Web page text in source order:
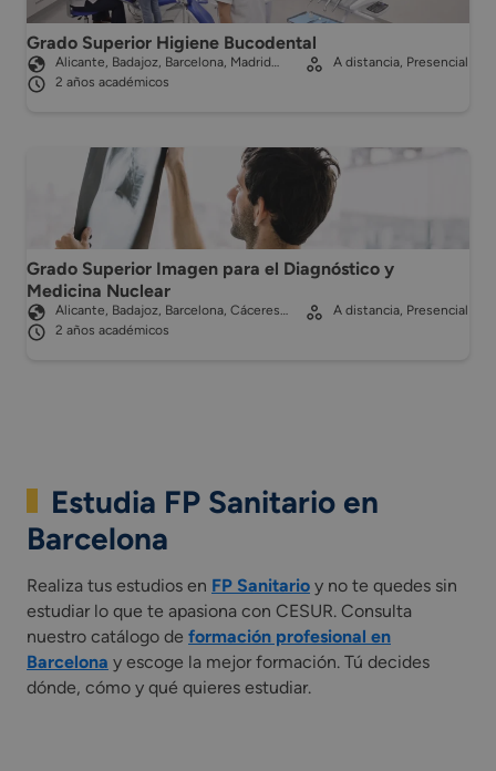
Grado Superior Higiene Bucodental
Alicante, Badajoz, Barcelona, Madrid…
2 años académicos
A distancia, Presencial
Grado Superior Imagen para el Diagnóstico y
Medicina Nuclear
Alicante, Badajoz, Barcelona, Cáceres…
2 años académicos
A distancia, Presencial
Estudia FP Sanitario en
Barcelona
Realiza tus estudios en FP Sanitario y no te quedes sin
estudiar lo que te apasiona con CESUR. Consulta
nuestro catálogo de formación profesional en
Barcelona y escoge la mejor formación. Tú decides
dónde, cómo y qué quieres estudiar.